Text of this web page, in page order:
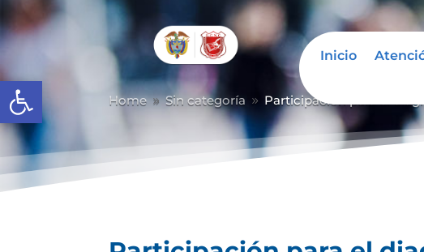
Abrir barra de herramientas
Inicio
Home 9 Sin categoría 9 Participación para el